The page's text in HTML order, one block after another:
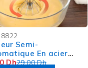
8822
Semi-
En acier
29,00Dh
Dh